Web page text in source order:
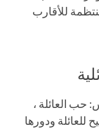
للأقارب
حب العائلة ،
للعائلة ودورها